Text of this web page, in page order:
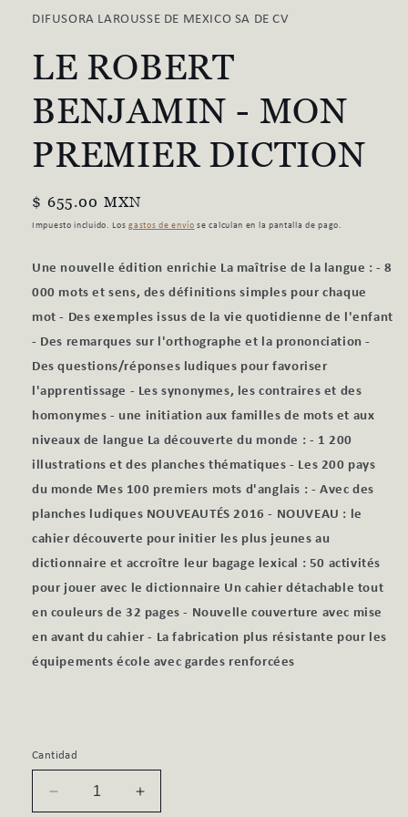
en
ventana
modal
DIFUSORA LAROUSSE DE MEXICO SA DE CV
LE ROBERT
BENJAMIN - MON
PREMIER DICTION
Precio
habitual
$ 655.00 MXN
Impuesto incluido. Losgastos de envío se calculan en la pantalla de pago.
Une nouvelle édition enrichie La maîtrise de la langue : - 8
000 mots et sens, des définitions simples pour chaque
mot - Des exemples issus de la vie quotidienne de l'enfant
- Des remarques sur l'orthographe et la prononciation -
Des questions/réponses ludiques pour favoriser
l'apprentissage - Les synonymes, les contraires et des
homonymes - une initiation aux familles de mots et aux
niveaux de langue La découverte du monde : - 1 200
illustrations et des planches thématiques - Les 200 pays
du monde Mes 100 premiers mots d'anglais : - Avec des
planches ludiques NOUVEAUTÉS 2016 - NOUVEAU : le
cahier découverte pour initier les plus jeunes au
dictionnaire et accroître leur bagage lexical : 50 activités
pour jouer avec le dictionnaire Un cahier détachable tout
en couleurs de 32 pages - Nouvelle couverture avec mise
en avant du cahier - La fabrication plus résistante pour les
équipements école avec gardes renforcées
Cantidad
Reducir
Aumentar